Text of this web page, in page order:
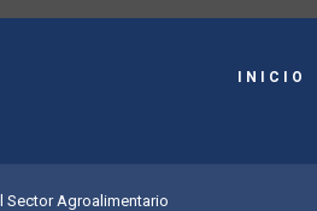
INICIO
Sector Agroalimentario